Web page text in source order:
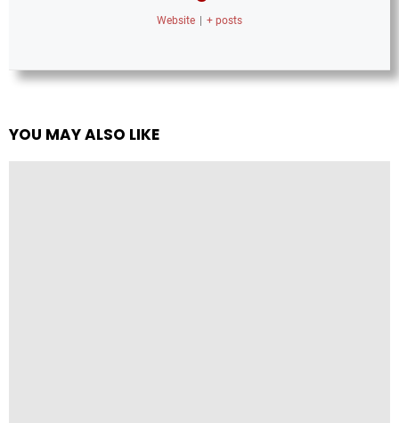
Website + posts
YOU MAY ALSO LIKE